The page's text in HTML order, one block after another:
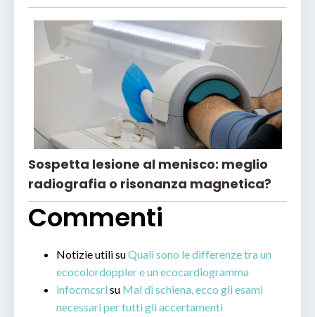
Sospetta lesione al menisco: meglio
radiografia o risonanza magnetica?
Commenti
Notizie utilisuQuali sono le differenze tra un
ecocolordoppler e un ecocardiogramma
infocmcsrl su Mal di schiena, ecco gli esami
necessari per tutti gli accertamenti